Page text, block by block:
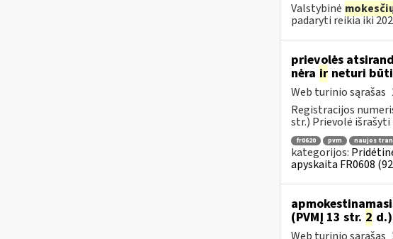
Valstybinė
padaryti reikia iki
prievolės
nėra irneturi būti
Web turinio sąrašas
Registracijos
str.) Prievolė išrašyti
fr0620 pvm naujos
kategorijos:
apyskaita FR0608
(PVMĮ 13 str. 2